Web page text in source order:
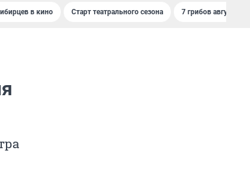
в кино Старт театрального сезона 7 грибов августа